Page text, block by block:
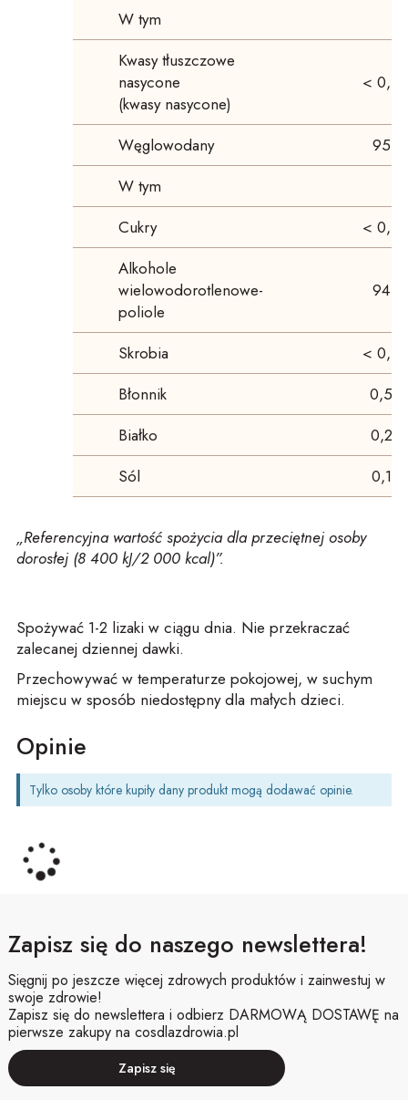
W tym
Kwasy tłuszczowe
nasycone
(kwasy nasycone)
< 0,5
Węglowodany
95 g
W tym
Cukry
< 0,5
Alkohole
wielowodorotlenowe-
poliole
94 g
Skrobia
< 0,5
Błonnik
0,5 g
Białko
0,2 g
Sól
0,1 g
„Referencyjna wartość spożycia dla przeciętnej osoby
dorosłej (8 400 kJ/2 000 kcal)”.
Spożywać 1-2 lizaki w ciągu dnia. Nie przekraczać
zalecanej dziennej dawki.
Przechowywać w temperaturze pokojowej, w suchym
miejscu w sposób niedostępny dla małych dzieci.
Opinie
Tylko osoby które kupiły dany produkt mogą dodawać opinie.
Zapisz się do naszego newslettera!
Sięgnij po jeszcze więcej zdrowych produktów i zainwestuj w
swoje zdrowie!
Zapisz się do newslettera i odbierz DARMOWĄ DOSTAWĘ na
pierwsze zakupy na cosdlazdrowia.pl
Zapisz się